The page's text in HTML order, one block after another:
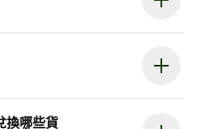
換哪些貨